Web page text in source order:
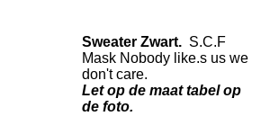
Sweater Zwart. S.C.F
Mask Nobody like.s us we
don't care.
Let op de maat tabel op
de foto.